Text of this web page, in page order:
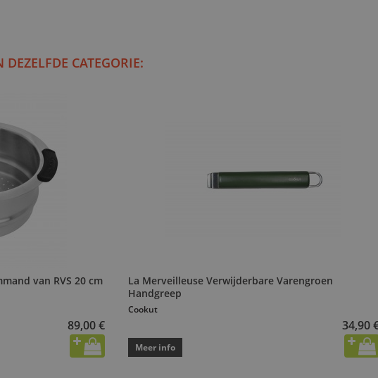
CATEGORIE:
van RVS 20 cm
89,00 €
La Merveilleuse Verwijderbare Varengroen
Handgreep
Cookut
34,90
Meer info